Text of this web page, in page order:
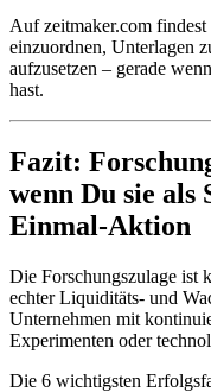
Auf zeitmaker.com findest
einzuordnen, Unterlagen
aufzusetzen – gerade
hast.
Fazit:
wenn Du sie als
Einmal-Aktion
Die Forschungszulage ist
echter Liquiditäts- und
Unternehmen mit
Experimenten oder
Die 6 wichtigsten